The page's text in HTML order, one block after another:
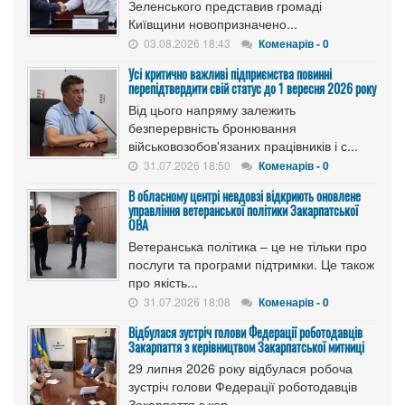
Зеленського представив громаді
Київщини новопризначено...
03.08.2026 18:43 Коменарів - 0
Усі критично важливі підприємства повинні
перепідтвердити свій статус до 1 вересня 2026 року
Від цього напряму залежить
безперервність бронювання
військовозобов'язаних працівників і с...
31.07.2026 18:50 Коменарів - 0
В обласному центрі невдовзі відкриють оновлене
управління ветеранської політики Закарпатської
ОВА
Ветеранська політика – це не тільки про
послуги та програми підтримки. Це також
про якість...
31.07.2026 18:08 Коменарів - 0
Відбулася зустріч голови Федерації роботодавців
Закарпаття з керівництвом Закарпатської митниці
29 липня 2026 року відбулася робоча
зустріч голови Федерації роботодавців